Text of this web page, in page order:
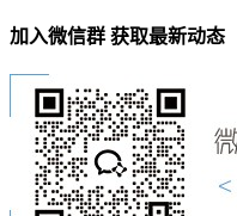
加入微信群 获取最新动态